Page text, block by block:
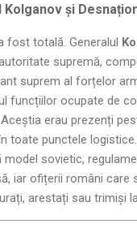
Kolganov și
fost totală. Generalul
supremă,
suprem al forțelor
funcțiilor ocupate de
erau prezenți
toate punctele
sovietic,
iar ofițerii români care
arestați sau trimiși la